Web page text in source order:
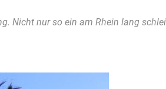
Nicht nur so ein am Rhein lang